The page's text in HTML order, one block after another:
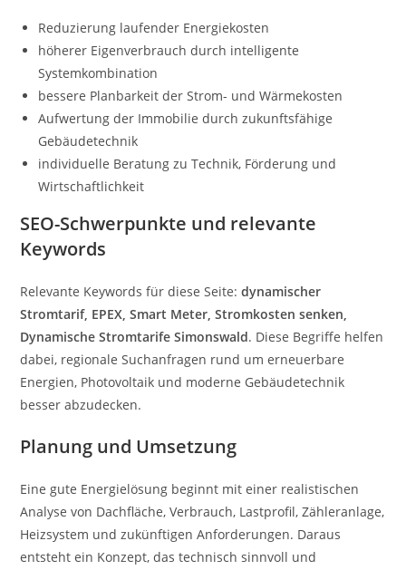
Reduzierung laufender Energiekosten
höherer Eigenverbrauch durch intelligente
Systemkombination
bessere Planbarkeit der Strom- und Wärmekosten
Aufwertung der Immobilie durch zukunftsfähige
Gebäudetechnik
individuelle Beratung zu Technik, Förderung und
Wirtschaftlichkeit
SEO-Schwerpunkte und relevante
Keywords
Relevante Keywords für diese Seite:dynamischer
Stromtarif, EPEX, Smart Meter, Stromkosten senken,
Dynamische Stromtarife Simonswald. Diese Begriffe helfen
dabei, regionale Suchanfragen rund um erneuerbare
Energien, Photovoltaik und moderne Gebäudetechnik
besser abzudecken.
Planung und Umsetzung
Eine gute Energielösung beginnt mit einer realistischen
Analyse von Dachfläche, Verbrauch, Lastprofil, Zähleranlage,
Heizsystem und zukünftigen Anforderungen. Daraus
entsteht ein Konzept, das technisch sinnvoll und